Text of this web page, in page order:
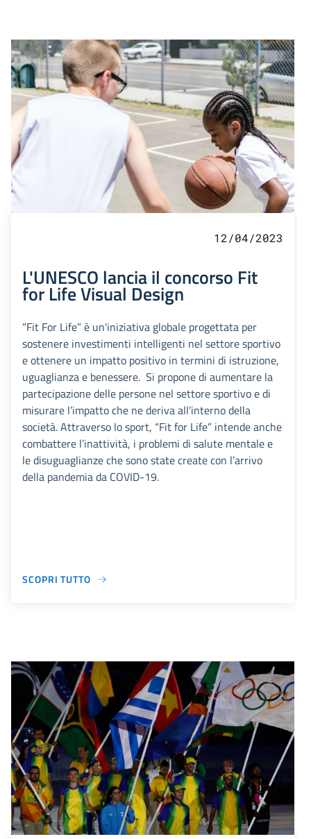
12/04/2023
L'UNESCO lancia il concorso Fit
for Life Visual Design
“Fit For Life” è un'iniziativa globale progettata per
sostenere investimenti intelligenti nel settore sportivo
e ottenere un impatto positivo in termini di istruzione,
uguaglianza e benessere. Si propone di aumentare la
partecipazione delle persone nel settore sportivo e di
misurare l’impatto che ne deriva all’interno della
società. Attraverso lo sport, “Fit for Life” intende anche
combattere l’inattività, i problemi di salute mentale e
le disuguaglianze che sono state create con l’arrivo
della pandemia da COVID-19.
SCOPRI TUTTO